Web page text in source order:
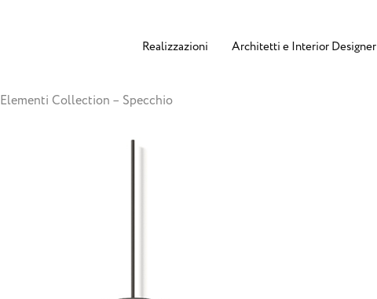
Realizzazioni Architetti e Interior Designer
Elementi Collection – Specchio